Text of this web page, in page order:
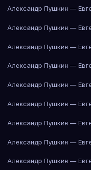
Александр Пушкин —
Александр Пушкин —
Александр Пушкин —
Александр Пушкин —
Александр Пушкин —
Александр Пушкин —
Александр Пушкин —
Александр Пушкин —
Александр Пушкин —